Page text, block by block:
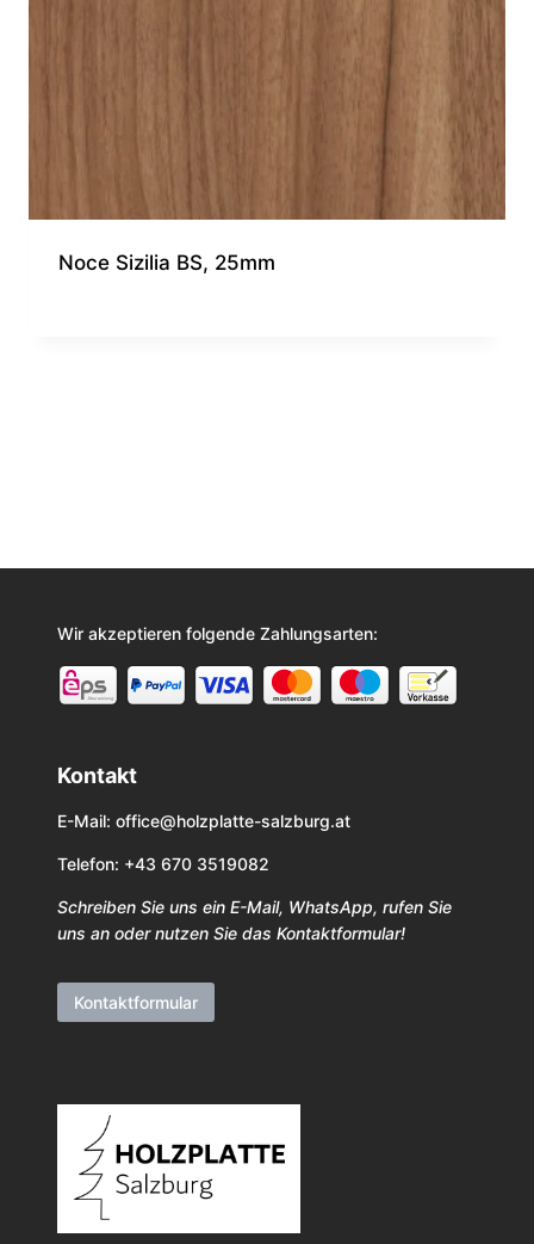
Noce Sizilia BS, 25mm
Wir akzeptieren folgende Zahlungsarten:
Kontakt
E-Mail: office@holzplatte-salzburg.at
Telefon: +43 670 3519082
Schreiben Sie uns ein E-Mail, WhatsApp, rufen Sie
uns an oder nutzen Sie das Kontaktformular!
Kontaktformular